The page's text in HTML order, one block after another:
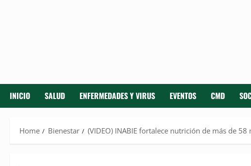
INICIO SALUD ENFERMEDADES Y VIRUS EVENTOS CMD
Home Bienestar (VIDEO) INABIE fortalece nutrición de más de